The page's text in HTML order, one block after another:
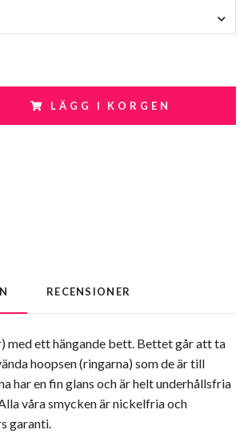
LÄGG I KORGEN
RECENSIONER
med ett hängande bett. Bettet går att ta
hoopsen (ringarna) som de är till
har en fin glans och är helt underhållsfria
våra smycken är nickelfria och
garanti.